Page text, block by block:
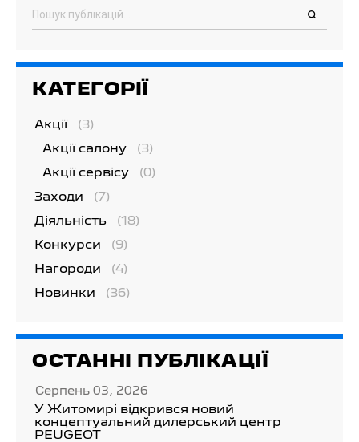
КАТЕГОРІЇ
Акції (3)
Акції салону (3)
Акції сервісу (0)
Заходи (7)
Діяльність (18)
Конкурси (9)
Нагороди (4)
Новинки (36)
ОСТАННІ ПУБЛІКАЦІЇ
Серпень 03, 2026
У Житомирі відкрився новий
концептуальний дилерський центр
PEUGEOT